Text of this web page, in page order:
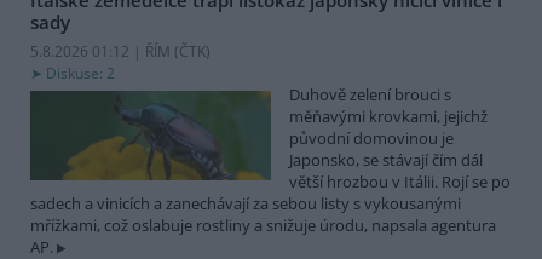
sady
5.8.2026 01:12 | ŘÍM (ČTK)
Diskuse: 2
Duhově zelení brouci s
měňavými krovkami, jejichž
původní domovinou je
Japonsko, se stávají čím dál
větší hrozbou v Itálii. Rojí se po
sadech a vinicích a zanechávají za sebou listy s vykousanými
mřížkami, což oslabuje rostliny a snižuje úrodu, napsala agentura
AP.